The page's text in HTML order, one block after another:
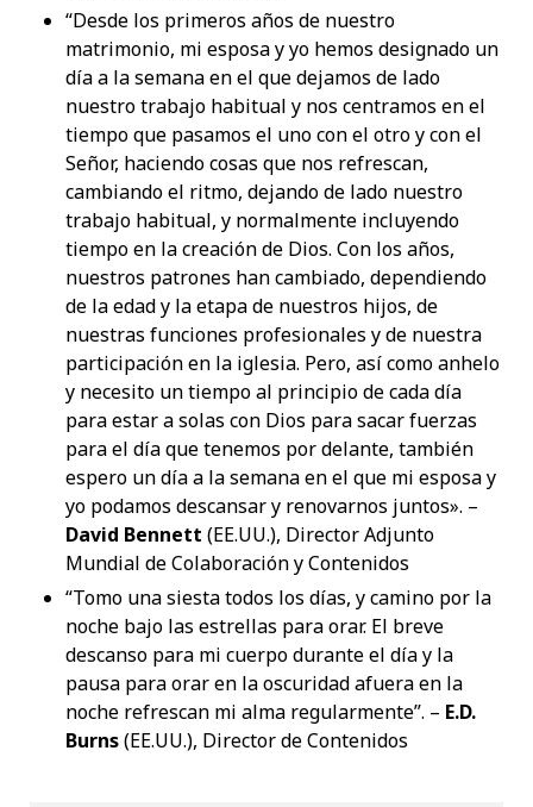
“Desde los primeros años de nuestro
matrimonio, mi esposa y yo hemos designado un
día a la semana en el que dejamos de lado
nuestro trabajo habitual y nos centramos en el
tiempo que pasamos el uno con el otro y con el
Señor, haciendo cosas que nos refrescan,
cambiando el ritmo, dejando de lado nuestro
trabajo habitual, y normalmente incluyendo
tiempo en la creación de Dios. Con los años,
nuestros patrones han cambiado, dependiendo
de la edad y la etapa de nuestros hijos, de
nuestras funciones profesionales y de nuestra
participación en la iglesia. Pero, así como anhelo
y necesito un tiempo al principio de cada día
para estar a solas con Dios para sacar fuerzas
para el día que tenemos por delante, también
espero un día a la semana en el que mi esposa y
yo podamos descansar y renovarnos juntos». –
David Bennett (EE.UU.), Director Adjunto
Mundial de Colaboración y Contenidos
“Tomo una siesta todos los días, y camino por la
noche bajo las estrellas para orar. El breve
descanso para mi cuerpo durante el día y la
pausa para orar en la oscuridad afuera en la
noche refrescan mi alma regularmente”. – E.D.
Burns(EE.UU.), Director de Contenidos